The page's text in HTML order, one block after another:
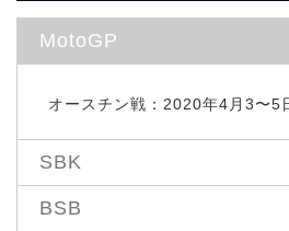
MotoGP
オースチン戦：2020年4月3〜5
SBK
BSB